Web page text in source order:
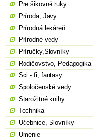
Pre šikovné ruky
Príroda, Javy
Prírodná lekáreň
Prírodné vedy
Príručky,Slovníky
Rodičovstvo, Pedagogika
Sci - fi, fantasy
Spoločenské vedy
Starožitné knihy
Technika
Učebnice, Slovníky
Umenie